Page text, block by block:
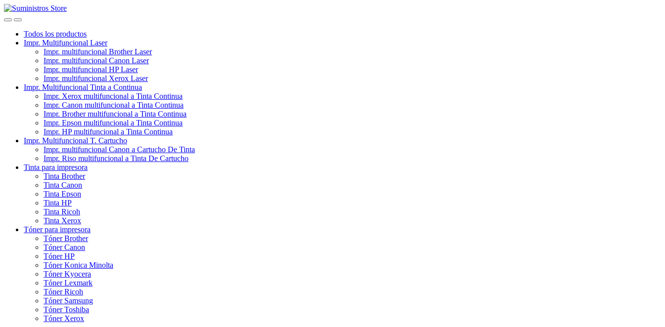
Skip
to
Skip
to
Todos los productos
Impr. Multifuncional Laser
Impr. multifuncional Brother Laser
Impr. multifuncional Canon Laser
Impr. multifuncional HP Laser
Impr. multifuncional Xerox Laser
Impr. Multifuncional Tinta a Continua
Impr. Xerox multifuncional a Tinta Continua
Impr. Canon multifuncional a Tinta Continua
Impr. Brother multifuncional a Tinta Continua
Impr. Epson multifuncional a Tinta Continua
Impr. HP multifuncional a Tinta Continua
Impr. Multifuncional T. Cartucho
Impr. multifuncional Canon a Cartucho De Tinta
Impr. Riso multifuncional a Tinta De Cartucho
Tinta para impresora
Tinta Brother
Tinta Canon
Tinta Epson
Tinta HP
Tinta Ricoh
Tinta Xerox
Tóner para impresora
Tóner Brother
Tóner Canon
Tóner HP
Tóner Konica Minolta
Tóner Kyocera
Tóner Lexmark
Tóner Ricoh
Tóner Samsung
Tóner Toshiba
Tóner Xerox